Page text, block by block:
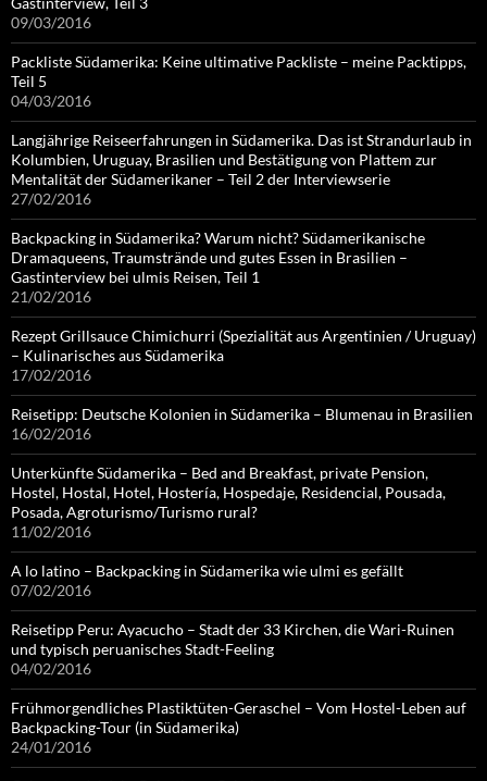
09/03/2016
Packliste Südamerika: Keine ultimative Packliste – meine Packtipps,
Teil 5
04/03/2016
Langjährige Reiseerfahrungen in Südamerika. Das ist Strandurlaub in
Kolumbien, Uruguay, Brasilien und Bestätigung von Plattem zur
Mentalität der Südamerikaner – Teil 2 der Interviewserie
27/02/2016
Backpacking in Südamerika? Warum nicht? Südamerikanische
Dramaqueens, Traumstrände und gutes Essen in Brasilien –
Gastinterview bei ulmis Reisen, Teil 1
21/02/2016
Rezept Grillsauce Chimichurri (Spezialität aus Argentinien / Uruguay)
– Kulinarisches aus Südamerika
17/02/2016
Reisetipp: Deutsche Kolonien in Südamerika – Blumenau in Brasilien
16/02/2016
Unterkünfte Südamerika – Bed and Breakfast, private Pension,
Hostel, Hostal, Hotel, Hostería, Hospedaje, Residencial, Pousada,
Posada, Agroturismo/Turismo rural?
11/02/2016
A lo latino – Backpacking in Südamerika wie ulmi es gefällt
07/02/2016
Reisetipp Peru: Ayacucho – Stadt der 33 Kirchen, die Wari-Ruinen
und typisch peruanisches Stadt-Feeling
04/02/2016
Frühmorgendliches Plastiktüten-Geraschel – Vom Hostel-Leben auf
Backpacking-Tour (in Südamerika)
24/01/2016